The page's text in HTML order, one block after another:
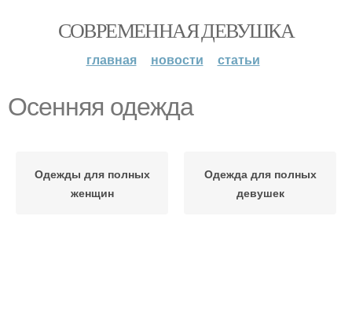
СОВРЕМЕННАЯ ДЕВУШКА
главная новости статьи
Осенняя одежда
Одежды для полных
женщин
Одежда для полных
девушек